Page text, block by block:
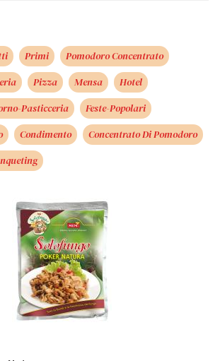
Primi
Pomodoro Concentrato
Pizza Mensa
Hotel
Pasticceria
Feste-Popolari
Condimento
Concentrato Di Pomodoro